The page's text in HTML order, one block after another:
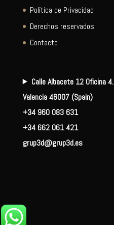
Política de Privacidad
Derechos reservados
Contacto
Calle Albacete 12 Oficina 4.
Valencia 46007 (Spain)
+34 960 083 631
+34 662 061 421
grup3d@grup3d.es